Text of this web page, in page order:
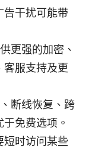
告干扰可能带
更强的加密、
客服支持及更
断线恢复、跨
免费选项。
短时访问某些